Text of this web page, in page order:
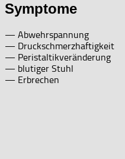
Symptome
— Abwehrspannung
— Druckschmerzhaftigkeit
— Peristaltikveränderung
— blutiger Stuhl
— Erbrechen